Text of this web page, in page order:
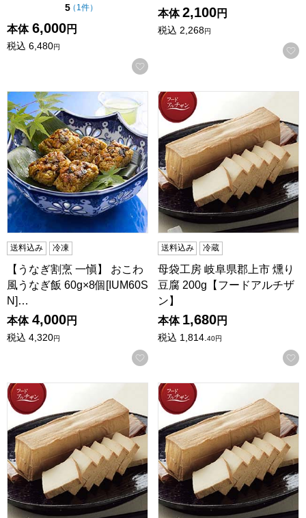
5点（5点満点中）
（ 1件の評価
）
本体 6,000円
税込 6,480円
お気に入りに登録する
本体 2,100円
税込 2,268円
【うなぎ割烹 一愼】 おこわ風うなぎ飯 60g×8個[IUM60SN]
送料込み 冷凍
【うなぎ割烹 一愼】 おこわ
風うなぎ飯 60g×8個[IUM60S
N]…
本体 4,000円
税込 4,320円
お気に入りに登録する
母袋工房 岐阜県郡上市 燻り
送料込み 冷蔵
母袋工房 岐阜県郡上市 燻り
豆腐 200g【フードアルチザ
ン】
本体 1,680円
税込 1,814. 40円
母袋工房 母袋燻り豆腐 6枚入×5【フードアルチザン】
母袋工房 母袋燻り豆腐 6枚入